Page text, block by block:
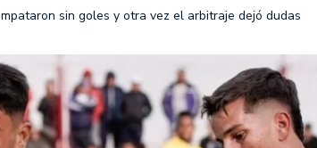
a Gimnasia 2-1 con Miljevic como figura, pero el
de Sosa
sin goles y otra vez el arbitraje dejó dudas